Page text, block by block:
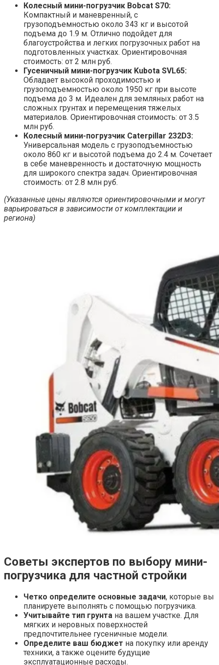
Колесный мини-погрузчик Bobcat S70:
Компактный и маневренный, с
грузоподъемностью около 343 кг и высотой
подъема до 1.9 м. Отлично подойдет для
благоустройства и легких погрузочных работ на
подготовленных участках. Ориентировочная
стоимость: от 2 млн руб.
Гусеничный мини-погрузчик Kubota SVL65:
Обладает высокой проходимостью и
грузоподъемностью около 1950 кг при высоте
подъема до 3 м. Идеален для земляных работ на
сложных грунтах и перемещения тяжелых
материалов. Ориентировочная стоимость: от 3.5
млн руб.
Колесный мини-погрузчик Caterpillar 232D3:
Универсальная модель с грузоподъемностью
около 860 кг и высотой подъема до 2.4 м. Сочетает
в себе маневренность и достаточную мощность
для широкого спектра задач. Ориентировочная
стоимость: от 2.8 млн руб.
(Указанные цены являются ориентировочными и могут
варьироваться в зависимости от комплектации и
региона)
Советы экспертов по выбору мини-
погрузчика для частной стройки
Четко определите основные задачи, которые вы
планируете выполнять с помощью погрузчика.
Учитывайте тип грунта на вашем участке. Для
мягких и неровных поверхностей
предпочтительнее гусеничные модели.
Определите ваш бюджет на покупку или аренду
техники, а также оцените будущие
эксплуатационные расходы.